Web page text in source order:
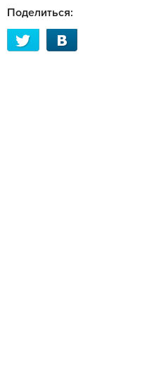
Поделиться: